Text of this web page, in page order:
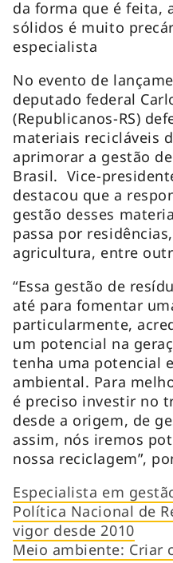
da forma que é feita,
sólidos é muito
especialista
No evento de
deputado federal
(Republicanos-RS)
materiais recicláveis
aprimorar a gestão
Brasil. Vice-
destacou que a
gestão desses
passa por
agricultura, entre
“Essa gestão de
até para fomentar
particularmente,
um potencial na
tenha uma potencial
ambiental. Para
é preciso investir no
desde a origem, de
assim, nós iremos
nossa reciclagem”,
Especialista em
Política Nacional de
vigor desde 2010
Meio ambiente: Criar